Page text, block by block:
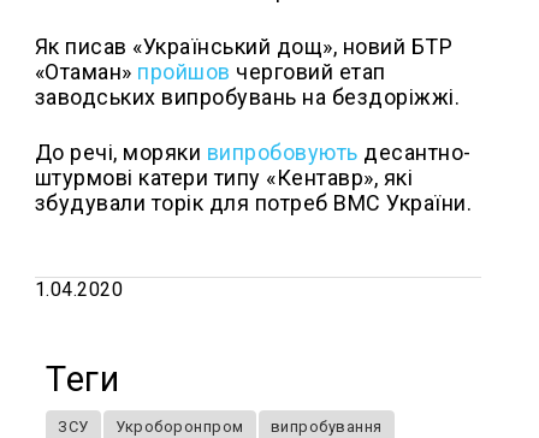
Як писав «Український дощ», новий БТР
«Отаман» пройшов черговий етап
заводських випробувань на бездоріжжі.
До речі, моряки випробовують десантно-
штурмові катери типу «Кентавр», які
збудували торік для потреб ВМС України.
1.04.2020
Теги
ЗСУ Укроборонпром
випробування